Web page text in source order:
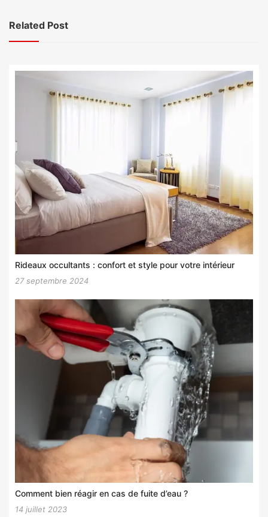
Related Post
Rideaux occultants : confort et style pour votre intérieur
27 septembre 2024
Comment bien réagir en cas de fuite d’eau ?
14 juillet 2023